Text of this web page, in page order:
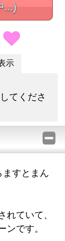
...)
示
てくださ
すとまん
ていて、
です。